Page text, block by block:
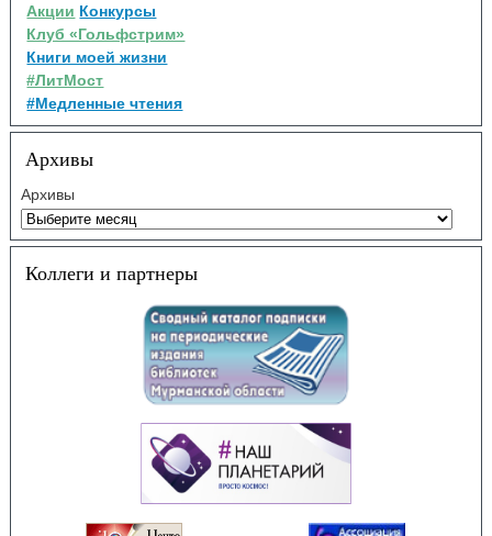
Акции Конкурсы
Клуб «Гольфстрим»
Книги моей жизни
#ЛитМост
#Медленные чтения
Архивы
Архивы
Коллеги и партнеры